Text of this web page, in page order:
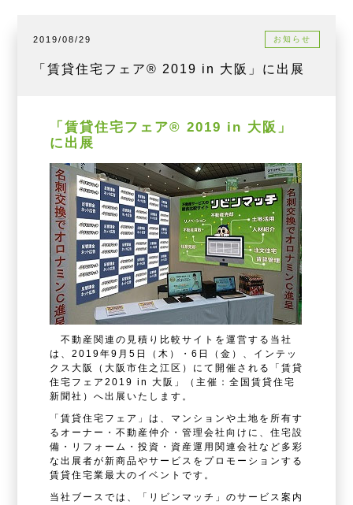
「賃貸住宅フェア® 2019 in 大阪」に出展
2019/08/29 お知らせ
「賃貸住宅フェア® 2019 in 大阪」
に出展
不動産関連の見積り比較サイトを運営する当社
は、2019年9月5日（木）・6日（金）、インテッ
クス大阪（大阪市住之江区）にて開催される「賃貸
住宅フェア2019 in 大阪」（主催：全国賃貸住宅
新聞社）へ出展いたします。
「賃貸住宅フェア」は、マンションや土地を所有す
るオーナー・不動産仲介・管理会社向けに、住宅設
備・リフォーム・投資・資産運用関連会社など多彩
な出展者が新商品やサービスをプロモーションする
賃貸住宅業最大のイベントです。
当社ブースでは、「リビンマッチ」のサービス案内